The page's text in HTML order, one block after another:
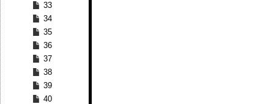
33
34
35
36
37
38
39
40